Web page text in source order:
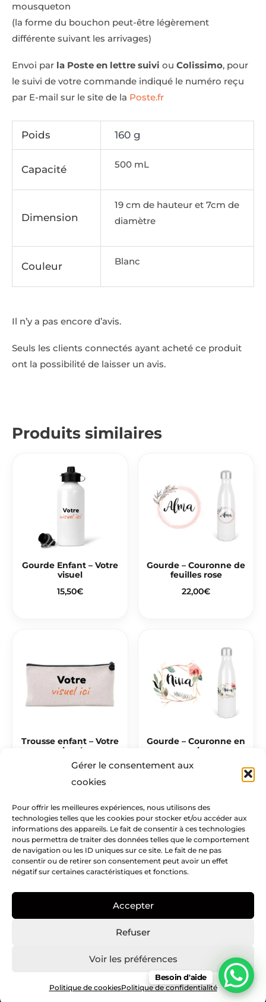
Gérer le consentement aux
cookies
Pour offrir les meilleures expériences, nous utilisons des
technologies telles que les cookies pour stocker et/ou accéder aux
informations des appareils. Le fait de consentir à ces technologies
nous permettra de traiter des données telles que le comportement
de navigation ou les ID uniques sur ce site. Le fait de ne pas
consentir ou de retirer son consentement peut avoir un effet
négatif sur certaines caractéristiques et fonctions.
Accepter
Refuser
Voir les préférences
Politique de cookiesPolitique de confidentialité
mousqueton
(la forme du bouchon peut-être légèrement
différente suivant les arrivages)
Envoi par la Poste en lettre suivi ou Colissimo, pour
le suivi de votre commande indiqué le numéro reçu
par E-mail sur le site de la Poste.fr
Poids 160 g
Capacité 500 mL
Dimension
19 cm de hauteur et 7cm de
diamètre
Couleur Blanc
Il n’y a pas encore d’avis.
Seuls les clients connectés ayant acheté ce produit
ont la possibilité de laisser un avis.
Produits similaires
Gourde Enfant – Votre
visuel
15,50€
Gourde – Couronne de
feuilles rose
22,00€
Trousse enfant – Votre
visuel
12,90€
Gourde – Couronne en
rosier
22,00
Mentions légales​
Infos pratiques
Creatike
Nous suivre
o
-
I
s
a
n
t
e
Copyright © Creatike – 2021
Besoin d'aide